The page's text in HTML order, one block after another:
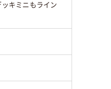
キミニもライン